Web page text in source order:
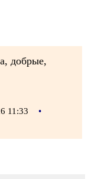
добрые,
11:33
•